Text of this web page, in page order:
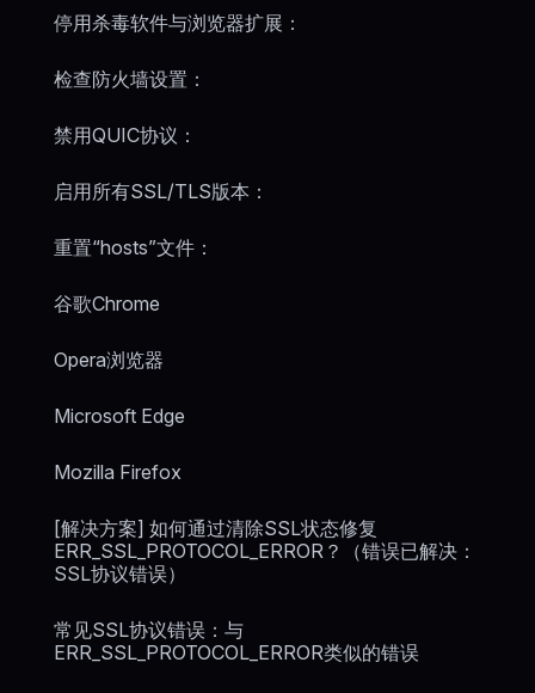
停用杀毒软件与浏览器扩展：
检查防火墙设置：
禁用QUIC协议：
启用所有SSL/TLS版本：
重置“hosts”文件：
谷歌Chrome
Opera浏览器
Microsoft Edge
Mozilla Firefox
[解决方案] 如何通过清除SSL状态修复
ERR_SSL_PROTOCOL_ERROR？（错误已解决：
SSL协议错误）
常见SSL协议错误：与
ERR_SSL_PROTOCOL_ERROR类似的错误